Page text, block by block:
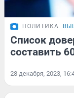
ПОЛИТИКА
Список
составить
28 декабря, 2023,